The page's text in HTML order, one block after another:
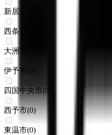
新居浜市
西条市
大洲市
伊予市
四国中央市(0
西予市(0)
東温市(0)